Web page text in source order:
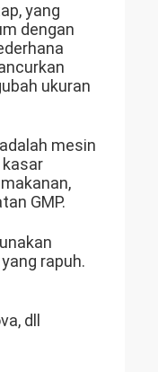
yang
dengan
ukuran
mesin
GMP.
rapuh.
dll